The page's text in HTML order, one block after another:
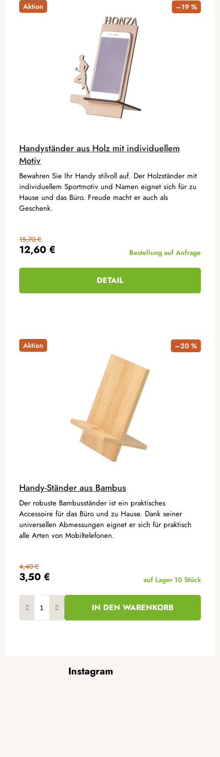
Aktion –19 %
Handyständer aus Holz mit individuellem
Motiv
12,60 €
15,70 €
Bestellung auf Anfrage
DETAIL
Bewahren Sie Ihr Handy stilvoll auf. Der Holzständer mit
individuellem Sportmotiv und Namen eignet sich für zu
Hause und das Büro. Freude macht er auch als
Geschenk.
Aktion –20 %
Handy-Ständer aus Bambus
3,50 €
4,40 €
auf Lager 10 Stück
IN DEN WARENKORB
Der robuste Bambusständer ist ein praktisches
Accessoire für das Büro und zu Hause. Dank seiner
universellen Abmessungen eignet er sich für praktisch
alle Arten von Mobiltelefonen.
Instagram